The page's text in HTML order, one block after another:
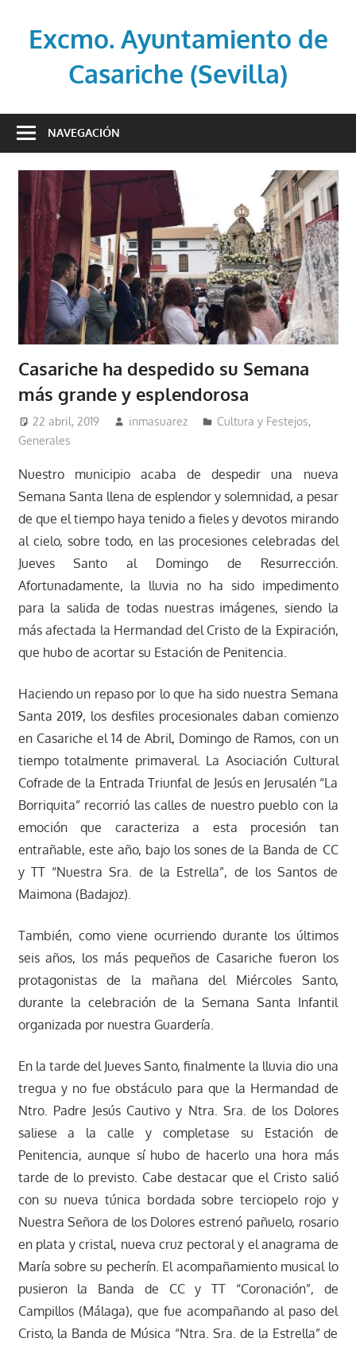
contenidoExcmo. Ayuntamiento de
Casariche (Sevilla)
oficial
Ayuntamiento
Casariche
(Sevilla)
NAVEGACIÓN
Casariche ha despedido su Semana
más grande y esplendorosa
22 abril, 2019 inmasuarez Cultura y Festejos,
Generales
Nuestro municipio acaba de despedir una nueva
Semana Santa llena de esplendor y solemnidad, a pesar
de que el tiempo haya tenido a fieles y devotos mirando
al cielo, sobre todo, en las procesiones celebradas del
Jueves Santo al Domingo de Resurrección.
Afortunadamente, la lluvia no ha sido impedimento
para la salida de todas nuestras imágenes, siendo la
más afectada la Hermandad del Cristo de la Expiración,
que hubo de acortar su Estación de Penitencia.
Haciendo un repaso por lo que ha sido nuestra Semana
Santa 2019, los desfiles procesionales daban comienzo
en Casariche el 14 de Abril, Domingo de Ramos, con un
tiempo totalmente primaveral. La Asociación Cultural
Cofrade de la Entrada Triunfal de Jesús en Jerusalén “La
Borriquita” recorrió las calles de nuestro pueblo con la
emoción que caracteriza a esta procesión tan
entrañable, este año, bajo los sones de la Banda de CC
y TT “Nuestra Sra. de la Estrella”, de los Santos de
Maimona (Badajoz).
También, como viene ocurriendo durante los últimos
seis años, los más pequeños de Casariche fueron los
protagonistas de la mañana del Miércoles Santo,
durante la celebración de la Semana Santa Infantil
organizada por nuestra Guardería.
En la tarde del Jueves Santo, finalmente la lluvia dio una
tregua y no fue obstáculo para que la Hermandad de
Ntro. Padre Jesús Cautivo y Ntra. Sra. de los Dolores
saliese a la calle y completase su Estación de
Penitencia, aunque sí hubo de hacerlo una hora más
tarde de lo previsto. Cabe destacar que el Cristo salió
con su nueva túnica bordada sobre terciopelo rojo y
Nuestra Señora de los Dolores estrenó pañuelo, rosario
en plata y cristal, nueva cruz pectoral y el anagrama de
María sobre su pecherín. El acompañamiento musical lo
pusieron la Banda de CC y TT “Coronación”, de
Campillos (Málaga), que fue acompañando al paso del
Cristo, la Banda de Música “Ntra. Sra. de la Estrella” de